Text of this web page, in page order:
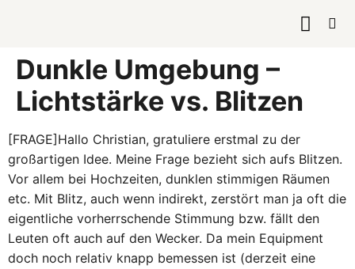
Dunkle Umgebung –
Lichtstärke vs. Blitzen
[FRAGE]Hallo Christian, gratuliere erstmal zu der
großartigen Idee. Meine Frage bezieht sich aufs Blitzen.
Vor allem bei Hochzeiten, dunklen stimmigen Räumen
etc. Mit Blitz, auch wenn indirekt, zerstört man ja oft die
eigentliche vorherrschende Stimmung bzw. fällt den
Leuten oft auch auf den Wecker. Da mein Equipment
doch noch relativ knapp bemessen ist (derzeit eine